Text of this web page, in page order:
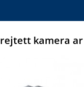
rejtett kamera ar